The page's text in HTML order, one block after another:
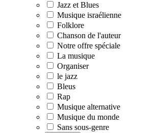
Jazz et Blues
Musique israélienne
Folklore
Chanson de l'auteur
Notre offre spéciale
La musique
Organiser
le jazz
Bleus
Rap
Musique alternative
Musique du monde
Sans sous-genre